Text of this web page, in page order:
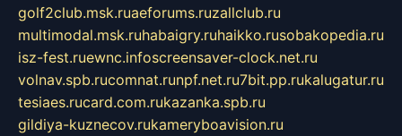
golf2club.msk.ruaeforums.ruzallclub.ru
multimodal.msk.ruhabaigry.ruhaikko.rusobakopedia.ru
isz-fest.ruewnc.infoscreensaver-clock.net.ru
volnav.spb.rucomnat.runpf.net.ru7bit.pp.rukalugatur.ru
tesiaes.rucard.com.rukazanka.spb.ru
gildiya-kuznecov.rukameryboavision.ru